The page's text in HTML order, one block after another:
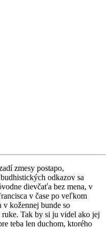
zmesy postapo,
odkazov sa
dievčaťa bez mena, v
v čase po veľkom
v kožennej bunde so
Tak by si ju videl ako jej
teba len duchom, ktorého